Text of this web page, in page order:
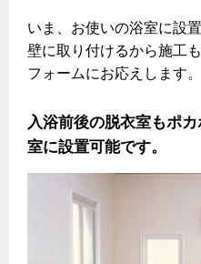
いま、お使いの浴室に設
壁に取り付けるから施工
フォームにお応えします。
入浴前後の脱衣室もポ
室に設置可能です。